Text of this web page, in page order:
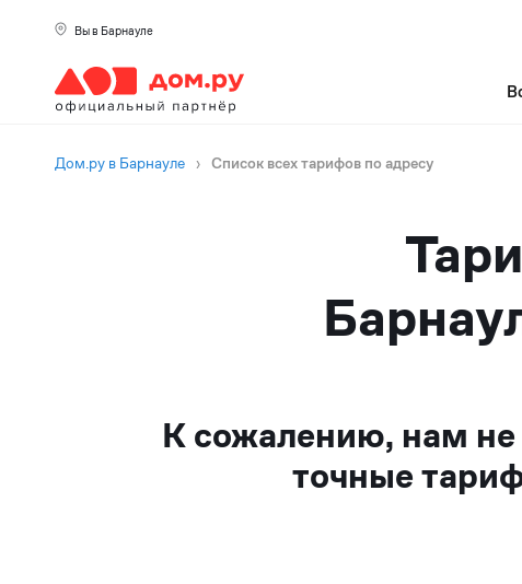
Вы в Барнауле
Дом.ру в Барнауле › Список всех тарифов по адресу
К сожалению, нам не
точные